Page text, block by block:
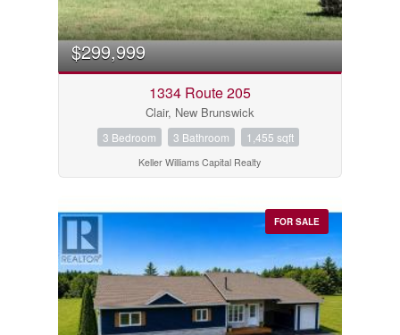
$299,999
1334 Route 205
Clair, New Brunswick
3 Bedroom 3 Bathroom 1,455 sqft
Keller Williams Capital Realty
FOR SALE